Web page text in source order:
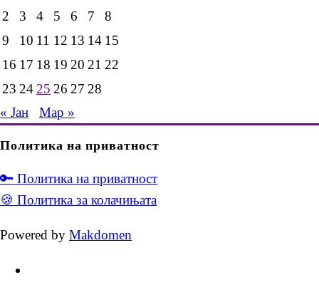
2
3 4 5 6 7
8
9
10 11 12 13 14 15
16 17 18 19 20 21 22
23 24 25 26 27 28
« Јан
Мар »
Политика на приватност
🔑 Политика на приватност
🍪 Политика за колачињата
Powered by Makdomen